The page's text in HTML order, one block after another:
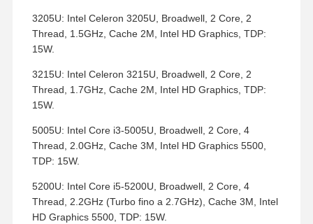
3205U: Intel Celeron 3205U, Broadwell, 2 Core, 2
Thread, 1.5GHz, Cache 2M, Intel HD Graphics, TDP:
15W.
3215U: Intel Celeron 3215U, Broadwell, 2 Core, 2
Thread, 1.7GHz, Cache 2M, Intel HD Graphics, TDP:
15W.
5005U: Intel Core i3-5005U, Broadwell, 2 Core, 4
Thread, 2.0GHz, Cache 3M, Intel HD Graphics 5500,
TDP: 15W.
5200U: Intel Core i5-5200U, Broadwell, 2 Core, 4
Thread, 2.2GHz (Turbo fino a 2.7GHz), Cache 3M, Intel
HD Graphics 5500, TDP: 15W.